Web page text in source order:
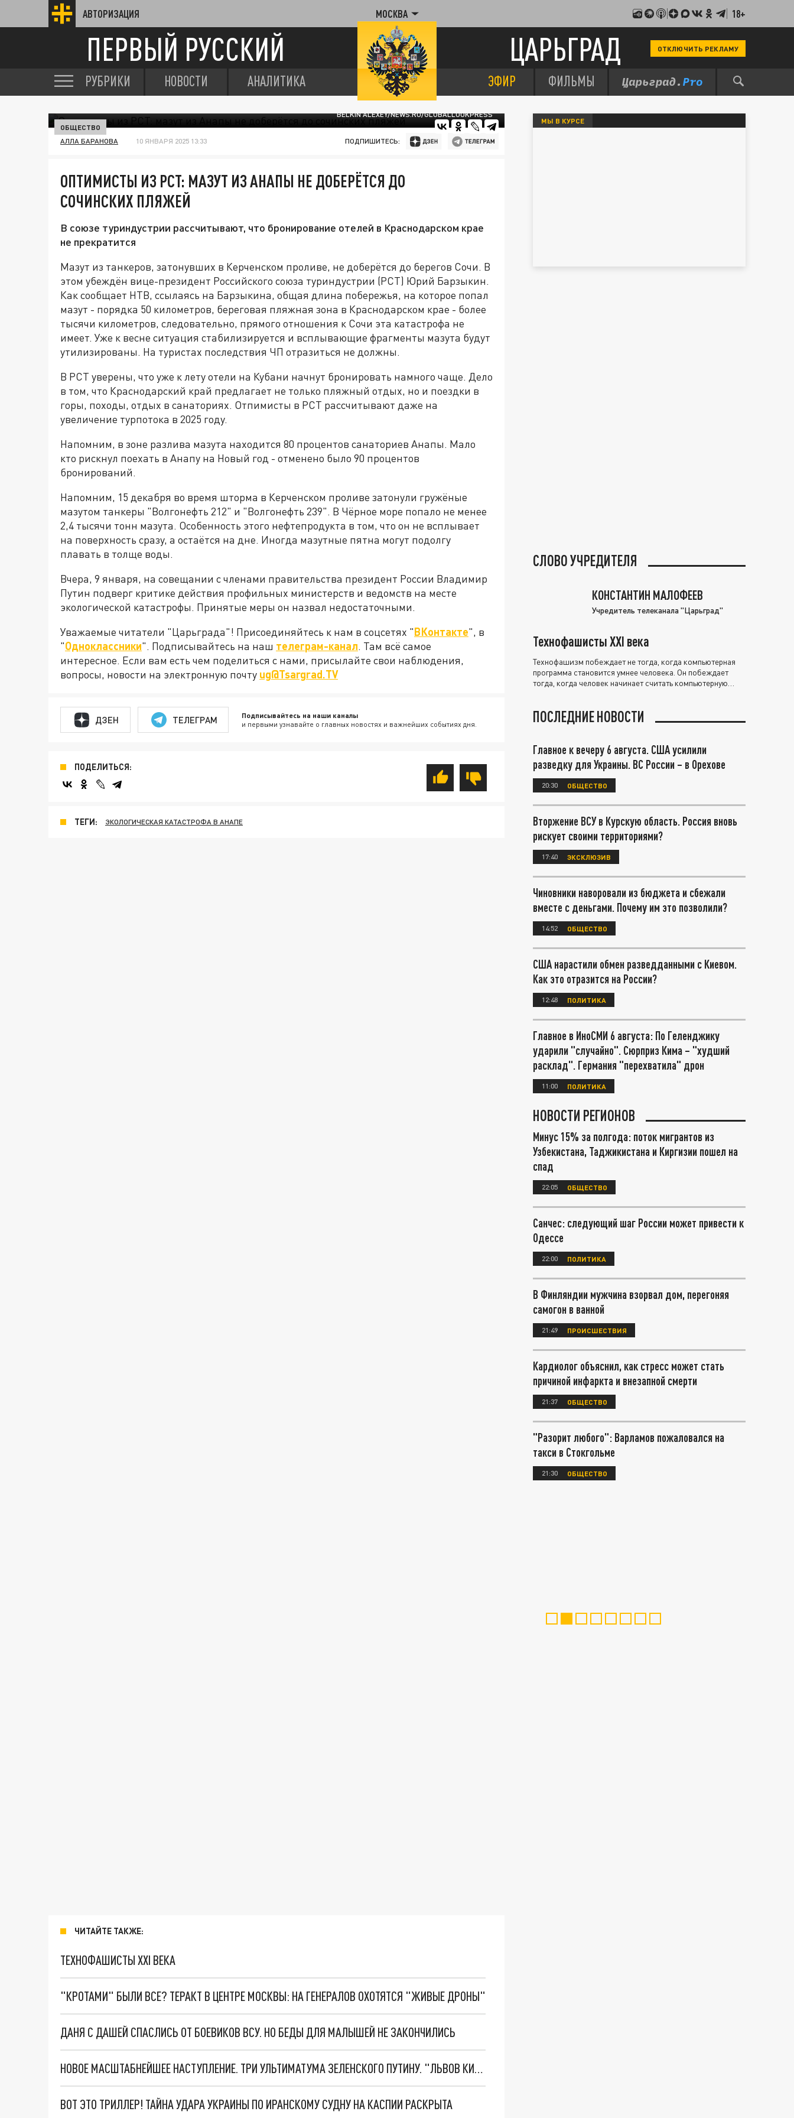
АВТОРИЗАЦИЯ МОСКВА 18+
ПЕРВЫЙ РУССКИЙ ЦАРЬГРАД ОТКЛЮЧИТЬ РЕКЛАМУ
РУБРИКИ НОВОСТИ АНАЛИТИКА ЭФИР ФИЛЬМЫ
BELKIN ALEXEY/NEWS.RU/GLOBALLOOKPRESS
ОБЩЕСТВО
АЛЛА БАРАНОВА 10 ЯНВАРЯ 2025 13:33 ПОДПИШИТЕСЬ:
ОПТИМИСТЫ ИЗ РСТ: МАЗУТ ИЗ АНАПЫ НЕ ДОБЕРЁТСЯ ДО
СОЧИНСКИХ ПЛЯЖЕЙ
В союзе туриндустрии рассчитывают, что бронирование отелей в Краснодарском крае
не прекратится
Мазут из танкеров, затонувших в Керченском проливе, не доберётся до берегов Сочи. В
этом убеждён вице-президент Российского союза туриндустрии (РСТ) Юрий Барзыкин.
Как сообщает НТВ, ссылаясь на Барзыкина, общая длина побережья, на которое попал
мазут - порядка 50 километров, береговая пляжная зона в Краснодарском крае - более
тысячи километров, следовательно, прямого отношения к Сочи эта катастрофа не
имеет. Уже к весне ситуация стабилизируется и всплывающие фрагменты мазута будут
утилизированы. На туристах последствия ЧП отразиться не должны.
В РСТ уверены, что уже к лету отели на Кубани начнут бронировать намного чаще. Дело
в том, что Краснодарский край предлагает не только пляжный отдых, но и поездки в
горы, походы, отдых в санаториях. Отпимисты в РСТ рассчитывают даже на
увеличение турпотока в 2025 году.
Напомним, в зоне разлива мазута находится 80 процентов санаториев Анапы. Мало
кто рискнул поехать в Анапу на Новый год - отменено было 90 процентов
бронирований.
Напомним, 15 декабря во время шторма в Керченском проливе затонули гружёные
мазутом танкеры "Волгонефть 212" и "Волгонефть 239". В Чёрное море попало не менее
2,4 тысячи тонн мазута. Особенность этого нефтепродукта в том, что он не всплывает
на поверхность сразу, а остаётся на дне. Иногда мазутные пятна могут подолгу
плавать в толще воды.
Вчера, 9 января, на совещании с членами правительства президент России Владимир
Путин подверг критике действия профильных министерств и ведомств на месте
экологической катастрофы. Принятые меры он назвал недостаточными.
Уважаемые читатели "Царьграда"! Присоединяйтесь к нам в соцсетях "ВКонтакте", в
"Одноклассники". Подписывайтесь на наш телеграм-канал. Там всё самое
интересное. Если вам есть чем поделиться с нами, присылайте свои наблюдения,
вопросы, новости на электронную почту ug@Tsargrad.TV
ДЗЕН ТЕЛЕГРАМ Подписывайтесь на наши каналы
и первыми узнавайте о главных новостях и важнейших событиях дня.
ПОДЕЛИТЬСЯ:
ТЕГИ: ЭКОЛОГИЧЕСКАЯ КАТАСТРОФА В АНАПЕ
ЧИТАЙТЕ ТАКЖЕ:
ТЕХНОФАШИСТЫ XXI ВЕКА
"КРОТАМИ" БЫЛИ ВСЕ? ТЕРАКТ В ЦЕНТРЕ МОСКВЫ: НА ГЕНЕРАЛОВ ОХОТЯТСЯ "ЖИВЫЕ ДРОНЫ"
ДАНЯ С ДАШЕЙ СПАСЛИСЬ ОТ БОЕВИКОВ ВСУ. НО БЕДЫ ДЛЯ МАЛЫШЕЙ НЕ ЗАКОНЧИЛИСЬ
НОВОЕ МАСШТАБНЕЙШЕЕ НАСТУПЛЕНИЕ. ТРИ УЛЬТИМАТУМА ЗЕЛЕНСКОГО ПУТИНУ. "ЛЬВОВ КИМА" ПОСТАВЯТ НА ПВО? ГЛОБАЛЬНЫЙ ПРОРЫВ ПОД ЗАПОРОЖЬЕМ
ВОТ ЭТО ТРИЛЛЕР! ТАЙНА УДАРА УКРАИНЫ ПО ИРАНСКОМУ СУДНУ НА КАСПИИ РАСКРЫТА
МЫ В КУРСЕ
СЛОВО УЧРЕДИТЕЛЯ
КОНСТАНТИН МАЛОФЕЕВ
Учредитель телеканала "Царьград"
Технофашисты XXI века
Технофашизм побеждает не тогда, когда компьютерная
программа становится умнее человека. Он побеждает
тогда, когда человек начинает считать компьютерную
ПОСЛЕДНИЕ НОВОСТИ
Главное к вечеру 6 августа. США усилили
разведку для Украины. ВС России – в Орехове
20:30 ОБЩЕСТВО
Вторжение ВСУ в Курскую область. Россия вновь
рискует своими территориями?
17:40 ЭКСКЛЮЗИВ
Чиновники наворовали из бюджета и сбежали
вместе с деньгами. Почему им это позволили?
14:52 ОБЩЕСТВО
США нарастили обмен разведданными с Киевом.
Как это отразится на России?
12:48 ПОЛИТИКА
Главное в ИноСМИ 6 августа: По Геленджику
ударили "случайно". Сюрприз Кима – "худший
расклад". Германия "перехватила" дрон
11:00 ПОЛИТИКА
НОВОСТИ РЕГИОНОВ
Минус 15% за полгода: поток мигрантов из
Узбекистана, Таджикистана и Киргизии пошел на
спад
22:05 ОБЩЕСТВО
Санчес: следующий шаг России может привести к
Одессе
22:00 ПОЛИТИКА
В Финляндии мужчина взорвал дом, перегоняя
самогон в ванной
21:49 ПРОИСШЕСТВИЯ
Кардиолог объяснил, как стресс может стать
причиной инфаркта и внезапной смерти
21:37 ОБЩЕСТВО
"Разорит любого": Варламов пожаловался на
такси в Стокгольме
21:30 ОБЩЕСТВО